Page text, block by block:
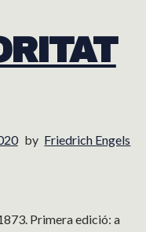
by Friedrich Engels
Primera edició: a